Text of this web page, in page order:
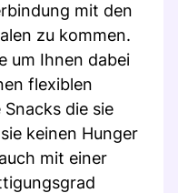
mit den
zu kommen.
um Ihnen dabei
flexiblen
die sie
keinen Hunger
mit einer